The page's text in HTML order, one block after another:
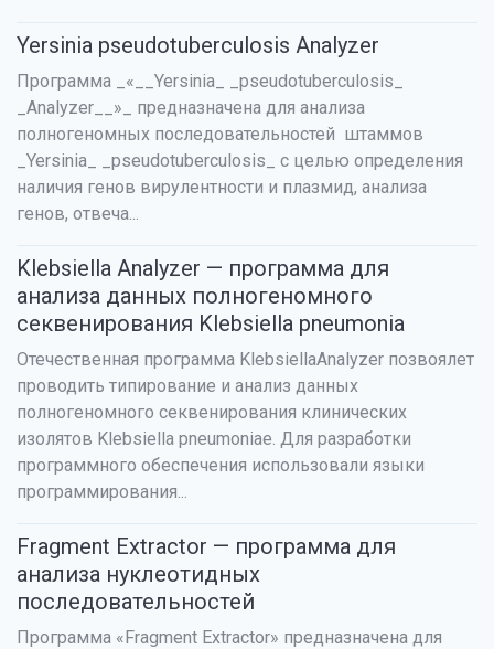
Yersinia pseudotuberculosis Analyzer
Программа _«__Yersinia_ _pseudotuberculosis_
_Analyzer__»_ предназначена для анализа
полногеномных последовательностей штаммов
_Yersinia_ _pseudotuberculosis_ с целью определения
наличия генов вирулентности и плазмид, анализа
генов, отвеча...
Klebsiella Analyzer — программа для
анализа данных полногеномного
секвенирования Klebsiella pneumonia
Отечественная программа KlebsiellaAnalyzer позвоялет
проводить типирование и анализ данных
полногеномного секвенирования клинических
изолятов Klebsiella pneumoniae. Для разработки
программного обеспечения использовали языки
программирования...
Fragment Extractor — программа для
анализа нуклеотидных
последовательностей
Программа «Fragment Extractor» предназначена для